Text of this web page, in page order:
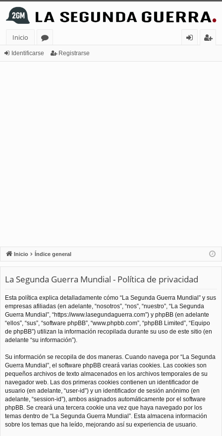
Inicio
or
Identificarse Registrarse
Inicio Índice general
La Segunda Guerra Mundial - Política de privacidad
Esta política explica detalladamente cómo “La Segunda Guerra Mundial” y sus
empresas afiliadas (en adelante, “nosotros”, “nos”, “nuestro”, “La Segunda
Guerra Mundial”, “https://www.lasegundaguerra.com”) y phpBB (en adelante
“ellos”, “sus”, “software phpBB”, “www.phpbb.com”, “phpBB Limited”, “Equipo
de phpBB”) utilizan la información recopilada durante su uso de este sitio (en
adelante “su información”).
Su información se recopila de dos maneras. Cuando navega por “La Segunda
Guerra Mundial”, el software phpBB creará varias cookies. Las cookies son
pequeños archivos de texto almacenados en los archivos temporales de su
navegador web. Las dos primeras cookies contienen un identificador de
usuario (en adelante, “user-id”) y un identificador de sesión anónimo (en
adelante, “session-id”), ambos asignados automáticamente por el software
phpBB. Se creará una tercera cookie una vez que haya navegado por los
temas dentro de “La Segunda Guerra Mundial”. Esta almacena información
sobre los temas que ha leído, mejorando así su experiencia de usuario.